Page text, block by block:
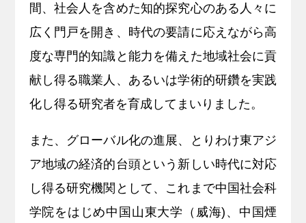
間、社会人を含めた知的探究心のある人々に
広く門戸を開き、時代の要請に応えながら高
度な専門的知識と能力を備えた地域社会に貢
献し得る職業人、あるいは学術的研鑽を実践
化し得る研究者を育成してまいりました。
また、グローバル化の進展、とりわけ東アジ
ア地域の経済的台頭という新しい時代に対応
し得る研究機関として、これまで中国社会科
学院をはじめ中国山東大学（威海)、中国煙